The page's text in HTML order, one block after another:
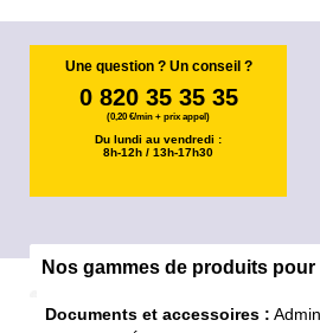
Une question ? Un conseil ?
0 820 35 35 35
(0,20 €/min + prix appel)
Du lundi au vendredi :
8h-12h / 13h-17h30
Nos gammes de produits
Documents et accessoires :